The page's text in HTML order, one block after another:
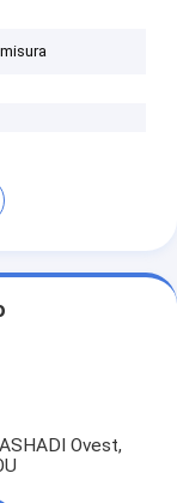
Ovest,